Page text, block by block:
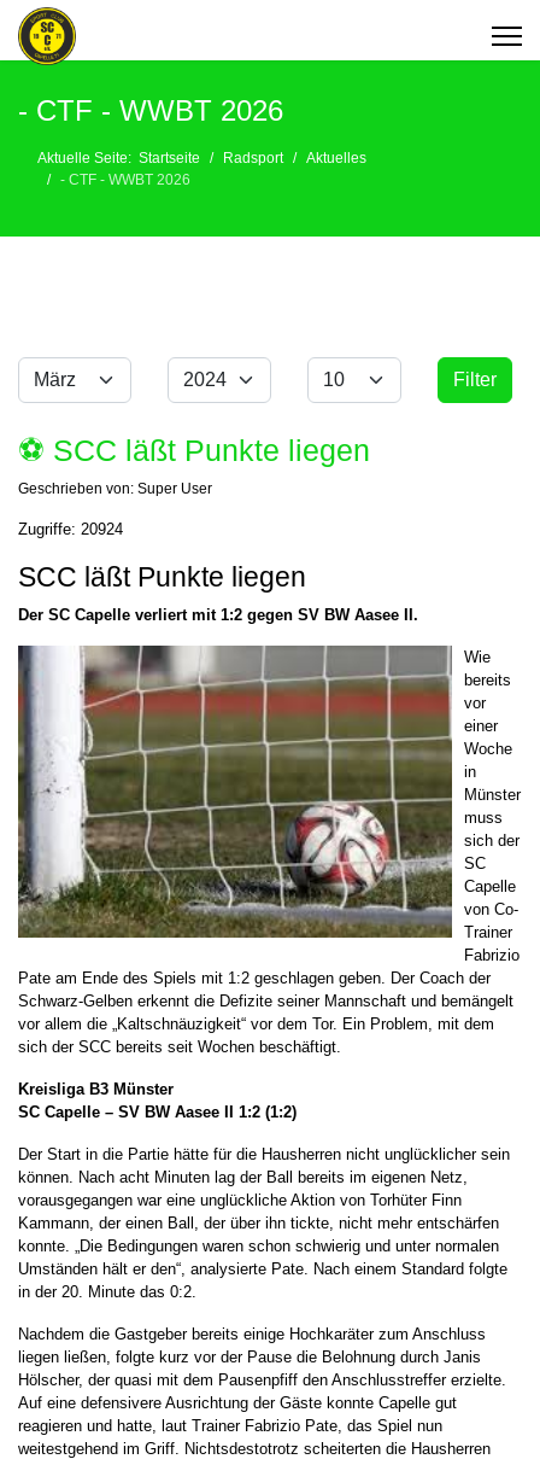
- CTF - WWBT 2026
Aktuelle Seite: Startseite Radsport
Aktuelles
- CTF - WWBT 2026
Filter
Monat Jahr Anzeige #
Filter
⚽️ SCC läßt Punkte liegen
Geschrieben von: Super User
Zugriffe: 20924
SCC läßt Punkte liegen
Der SC Capelle verliert mit 1:2 gegen SV BW Aasee II.
Wie
bereits
vor
einer
Woche
in
Münster
muss
sich der
SC
Capelle
von Co-
Trainer
Fabrizio
Pate am Ende des Spiels mit 1:2 geschlagen geben. Der Coach der
Schwarz-Gelben erkennt die Defizite seiner Mannschaft und bemängelt
vor allem die „Kaltschnäuzigkeit“ vor dem Tor. Ein Problem, mit dem
sich der SCC bereits seit Wochen beschäftigt.
Kreisliga B3 Münster
SC Capelle – SV BW Aasee II 1:2 (1:2)
Der Start in die Partie hätte für die Hausherren nicht unglücklicher sein
können. Nach acht Minuten lag der Ball bereits im eigenen Netz,
vorausgegangen war eine unglückliche Aktion von Torhüter Finn
Kammann, der einen Ball, der über ihn tickte, nicht mehr entschärfen
konnte. „Die Bedingungen waren schon schwierig und unter normalen
Umständen hält er den“, analysierte Pate. Nach einem Standard folgte
in der 20. Minute das 0:2.
Nachdem die Gastgeber bereits einige Hochkaräter zum Anschluss
liegen ließen, folgte kurz vor der Pause die Belohnung durch Janis
Hölscher, der quasi mit dem Pausenpfiff den Anschlusstreffer erzielte.
Auf eine defensivere Ausrichtung der Gäste konnte Capelle gut
reagieren und hatte, laut Trainer Fabrizio Pate, das Spiel nun
weitestgehend im Griff. Nichtsdestotrotz scheiterten die Hausherren